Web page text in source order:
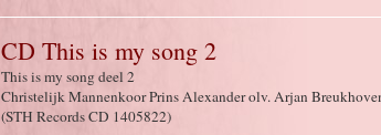
CD This is my song 2
This is my song deel 2
Christelijk Mannenkoor Prins Alexander olv. Arjan
(STH Records CD 1405822)